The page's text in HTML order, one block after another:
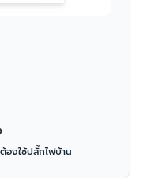
องใช้ปลั๊กไฟบ้าน